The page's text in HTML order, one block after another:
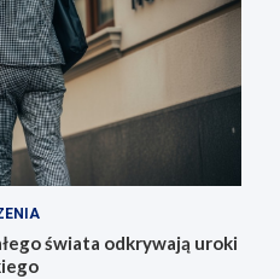
świata odkrywają uroki